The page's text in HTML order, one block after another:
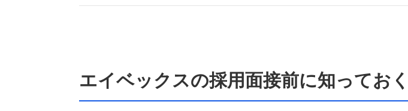
エイベックスの採用面接前に知ってお